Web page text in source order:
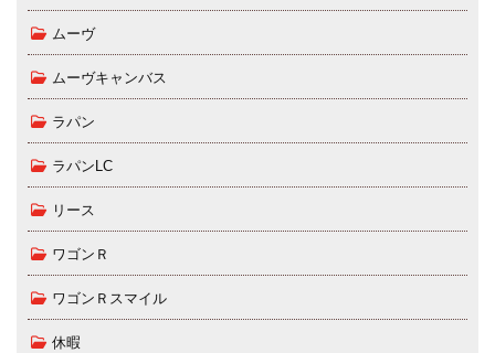
ムーヴ
ムーヴキャンバス
ラパン
ラパンLC
リース
ワゴンＲ
ワゴンＲスマイル
休暇